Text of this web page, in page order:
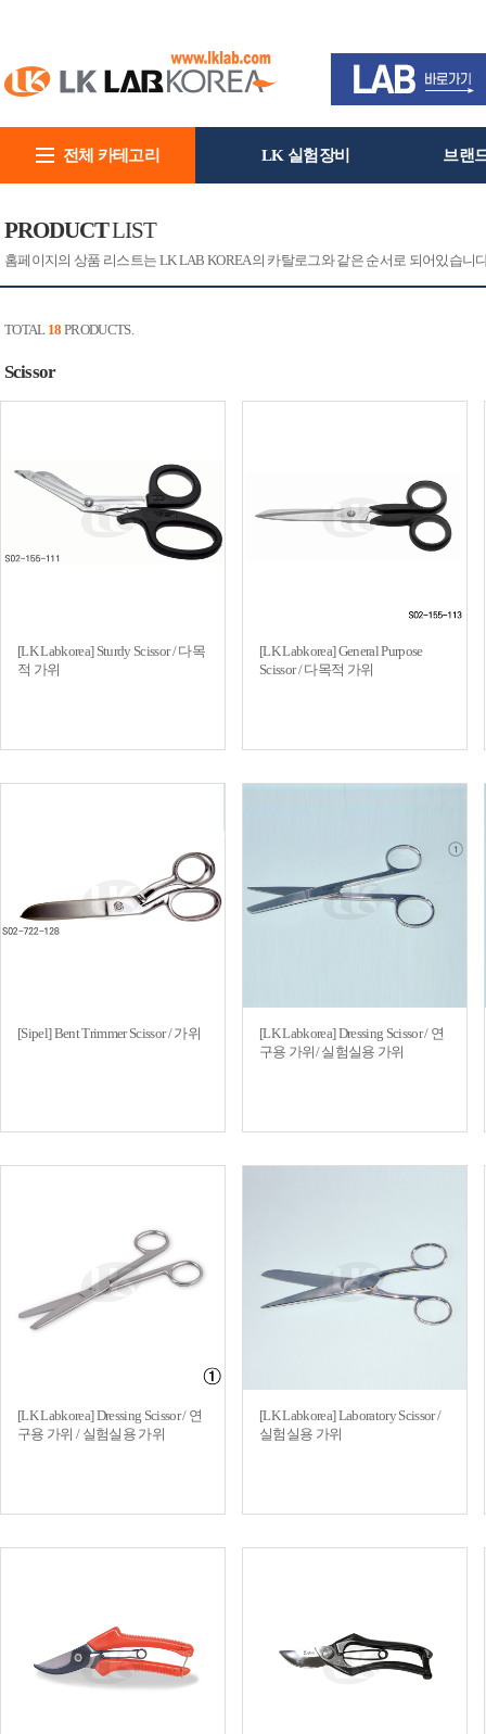
전체 카테고리 LK 실험장비 브랜
PRODUCTLIST
홈페이지의 상품 리스트는 LK LAB KOREA의 카탈로그와 같은 순서로 되어있습
TOTAL 18 PRODUCTS.
Scissor
[LK Labkorea] Sturdy Scissor / 다목
적 가위
[LK Labkorea] General Purpose
Scissor / 다목적 가위
[Sipel] Bent Trimmer Scissor / 가위
[LK Labkorea] Dressing Scissor / 연
구용 가위/ 실험실용 가위
[LK Labkorea] Dressing Scissor / 연
구용 가위 / 실험실용 가위
[LK Labkorea] Laboratory Scissor /
실험실용 가위